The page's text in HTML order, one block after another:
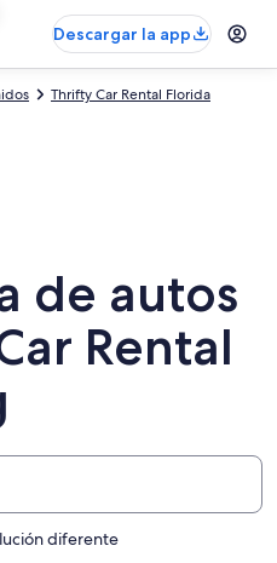
Descargar la app
Thrifty Car Rental Florida
de autos
Rental
diferente